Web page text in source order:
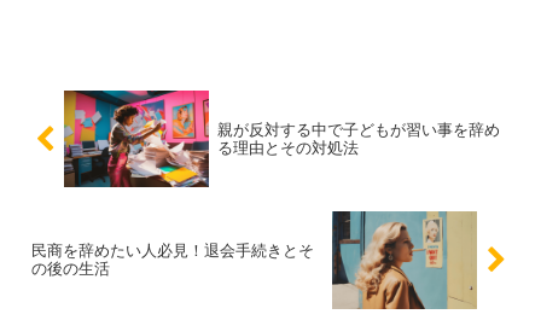
親が反対する中で子どもが習い事を辞め
る理由とその対処法
民商を辞めたい人必見！退会手続きとそ
の後の生活